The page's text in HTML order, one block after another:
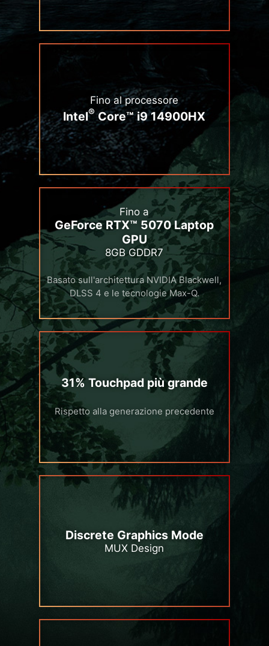
Fino al processore
Intel®Core™ i9 14900HX
Fino a
GeForce RTX™ 5070 Laptop
GPU
8GB GDDR7
Basato sull'architettura NVIDIA Blackwell,
DLSS 4 e le tecnologie Max-Q.
31% Touchpad più grande
Rispetto alla generazione precedente
Discrete Graphics Mode
MUX Design